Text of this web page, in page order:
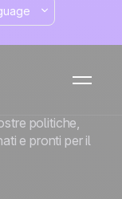
politiche,
e pronti per il